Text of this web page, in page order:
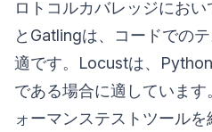
ロトコルカバレッジにお
とGatlingは、コードでの
適です。Locustは、
である場合に適していま
ォーマンステストツール